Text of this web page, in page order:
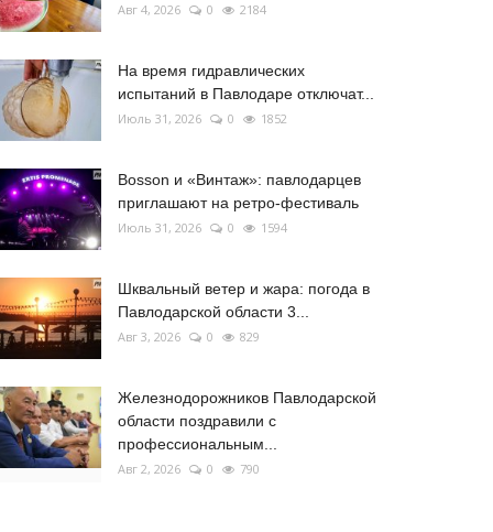
Авг 4, 2026 0 2184
На время гидравлических
испытаний в Павлодаре отключат...
Июль 31, 2026 0 1852
Bosson и «Винтаж»: павлодарцев
приглашают на ретро-фестиваль
Июль 31, 2026 0 1594
Шквальный ветер и жара: погода в
Павлодарской области 3...
Авг 3, 2026 0 829
Железнодорожников Павлодарской
области поздравили с
профессиональным...
Авг 2, 2026 0 790